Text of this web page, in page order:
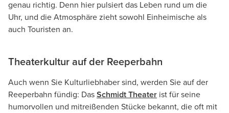
genau richtig. Denn hier pulsiert das Leben rund um die
Uhr, und die Atmosphäre zieht sowohl Einheimische als
auch Touristen an.
Theaterkultur auf der Reeperbahn
Auch wenn Sie Kulturliebhaber sind, werden Sie auf der
Reeperbahn fündig: Das Schmidt Theater ist für seine
humorvollen und mitreißenden Stücke bekannt, die oft mit